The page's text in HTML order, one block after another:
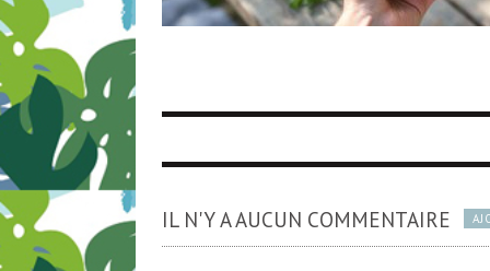
IL N'Y A AUCUN COMMENTAIRE